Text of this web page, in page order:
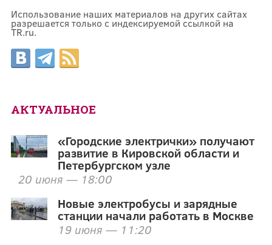
Использование наших материалов на других сайтах
разрешается только с индексируемой ссылкой на
TR.ru.
АКТУАЛЬНОЕ
«Городские электрички» получают
развитие в Кировской области и
Петербургском узле
20 июня — 18:00
Новые электробусы и зарядные
станции начали работать в Москве
19 июня — 11:20